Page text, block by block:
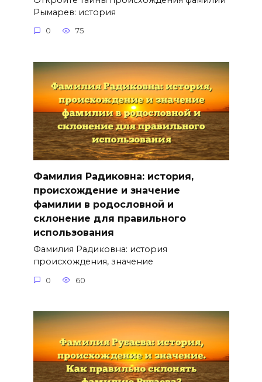
Рымарев: история
0 75
Фамилия Радиковна: история,
происхождение и значение
фамилии в родословной и
склонение для правильного
использования
Фамилия Радиковна: история
происхождения, значение
0 60